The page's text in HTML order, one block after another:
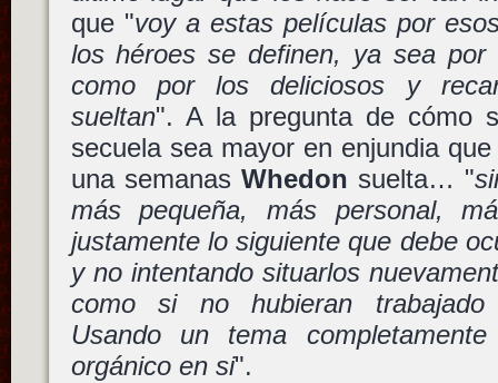
que "voy a estas películas por
los héroes se definen, ya sea por
como por los deliciosos y
sueltan". A la pregunta de cómo
secuela sea mayor en enjundia
una semanas Whedon suelta… "
más pequeña, más personal,
justamente lo siguiente que debe
y no intentando situarlos
como si no hubieran trabajado
Usando un tema
orgánico en si".